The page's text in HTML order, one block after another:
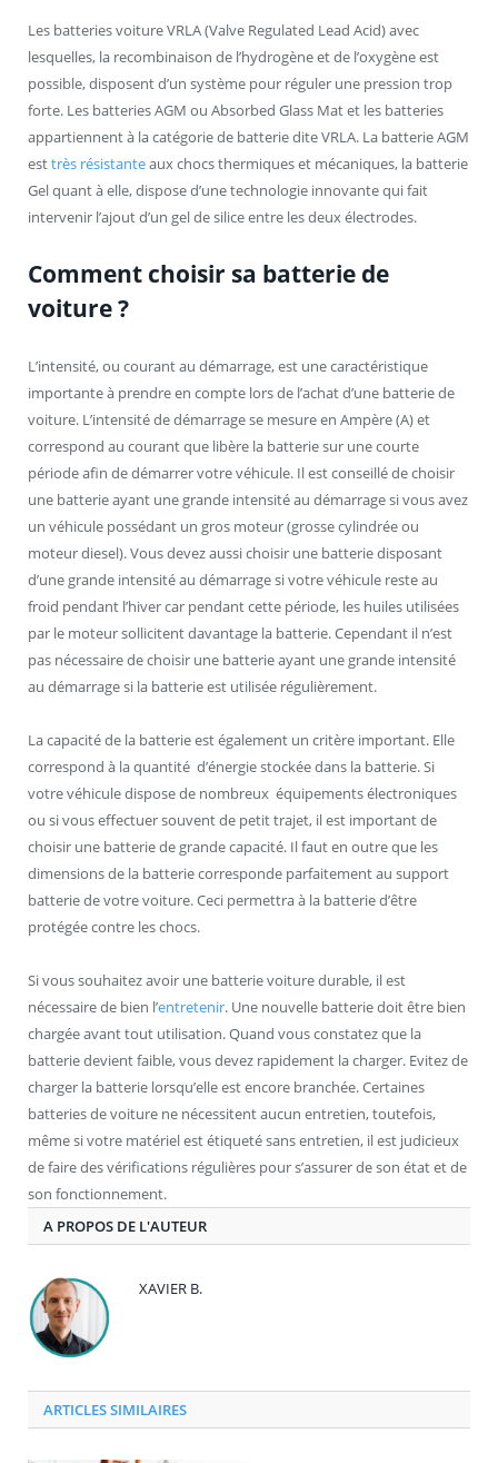
Les batteries voiture VRLA (Valve Regulated Lead Acid) avec
lesquelles, la recombinaison de l’hydrogène et de l’oxygène est
possible, disposent d’un système pour réguler une pression trop
forte. Les batteries AGM ou Absorbed Glass Mat et les batteries
appartiennent à la catégorie de batterie dite VRLA. La batterie AGM
esttrès résistanteaux chocs thermiques et mécaniques, la batterie
Gel quant à elle, dispose d’une technologie innovante qui fait
intervenir l’ajout d’un gel de silice entre les deux électrodes.
Comment choisir sa batterie de
voiture ?
L’intensité, ou courant au démarrage, est une caractéristique
importante à prendre en compte lors de l’achat d’une batterie de
voiture. L’intensité de démarrage se mesure en Ampère (A) et
correspond au courant que libère la batterie sur une courte
période afin de démarrer votre véhicule. Il est conseillé de choisir
une batterie ayant une grande intensité au démarrage si vous avez
un véhicule possédant un gros moteur (grosse cylindrée ou
moteur diesel). Vous devez aussi choisir une batterie disposant
d’une grande intensité au démarrage si votre véhicule reste au
froid pendant l’hiver car pendant cette période, les huiles utilisées
par le moteur sollicitent davantage la batterie. Cependant il n’est
pas nécessaire de choisir une batterie ayant une grande intensité
au démarrage si la batterie est utilisée régulièrement.
La capacité de la batterie est également un critère important. Elle
correspond à la quantité d’énergie stockée dans la batterie. Si
votre véhicule dispose de nombreux équipements électroniques
ou si vous effectuer souvent de petit trajet, il est important de
choisir une batterie de grande capacité. Il faut en outre que les
dimensions de la batterie corresponde parfaitement au support
batterie de votre voiture. Ceci permettra à la batterie d’être
protégée contre les chocs.
Si vous souhaitez avoir une batterie voiture durable, il est
nécessaire de bien l’entretenir. Une nouvelle batterie doit être bien
chargée avant tout utilisation. Quand vous constatez que la
batterie devient faible, vous devez rapidement la charger. Evitez de
charger la batterie lorsqu’elle est encore branchée. Certaines
batteries de voiture ne nécessitent aucun entretien, toutefois,
même si votre matériel est étiqueté sans entretien, il est judicieux
de faire des vérifications régulières pour s’assurer de son état et de
son fonctionnement.
A PROPOS DE L'AUTEUR
XAVIER B.
ARTICLES SIMILAIRES